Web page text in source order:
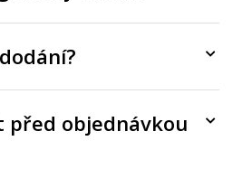
před objednávkou